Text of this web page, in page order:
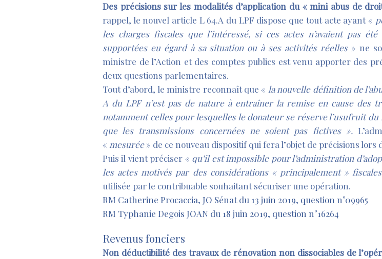
Des précisions sur les modalités d’application du « mini abus de
rappel, le nouvel article L 64.A du LPF dispose que tout acte ayant «
les charges fiscales que l’intéressé, si ces actes n’avaient pas
supportées eu égard à sa situation ou à ses activités réelles » ne
ministre de l’Action et des comptes publics est venu apporter des
deux questions parlementaires.
Tout d’abord, le ministre reconnaît que « la nouvelle définition de
A du LPF n’est pas de nature à entraîner la remise en cause des
notamment celles pour lesquelles le donateur se réserve l’usufruit
que les transmissions concernées ne soient pas fictives ».
« mesurée» de ce nouveau dispositif qui fera l’objet de précisions
Puis il vient préciser « qu’il est impossible pour l’administration
les actes motivés par des considérations « principalement » fiscales
utilisée par le contribuable souhaitant sécuriser une opération.
RM Catherine Procaccia, JO Sénat du 13 juin 2019, question n°09965
RM Typhanie Degois JOAN du 18 juin 2019, question n°16264
Revenus fonciers
Non déductibilité des travaux de rénovation non dissociables de